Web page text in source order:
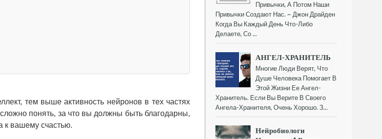
тем выше активность нейронов в тех частях
понять, за что вы должны быть благодарны,
к вашему счастью.
Привычки, А Потом Наши
Привычки Создают Нас. ~ Джон Драйден
Когда Вы Каждый День Что-Либо
Делаете, Со ...
АНГЕЛ-ХРАНИТЕЛЬ
Многие Люди Верят, Что
Душе Человека Помогает В
Этой Жизни Ее Ангел-
Хранитель. Если Вы Верите В Своего
Ангела-Хранителя, Очень Хорошо. З...
Нейробиологи